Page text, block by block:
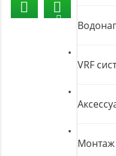
VRF
Монтаж